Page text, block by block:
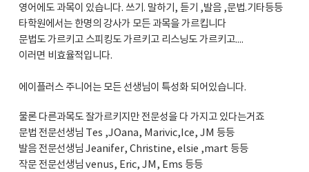
영어에도 과목이 있습니다. 쓰기. 말하기, 듣기 ,발음 ,문법.기타등등
타학원에서는 한명의 강사가 모든 과목을 가르킵니다
문법도 가르키고 스피킹도 가르키고 리스닝도 가르키고....
이러면 비효율적입니다.
에이플러스 주니어는 모든 선생님이 특성화 되어있습니다.
물론 다른과목도 잘가르키지만 전문성을 다 가지고 있다는거죠
문법 전문선생님 Tes ,JOana, Marivic,Ice, JM 등등
발음 전문선생님 Jeanifer, Christine, elsie ,mart 등등
작문 전문선생님 venus, Eric, JM, Ems 등등